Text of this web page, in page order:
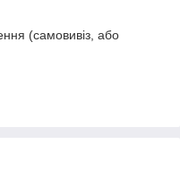
(самовивіз, або